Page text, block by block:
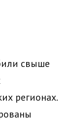
свыше
регионах.